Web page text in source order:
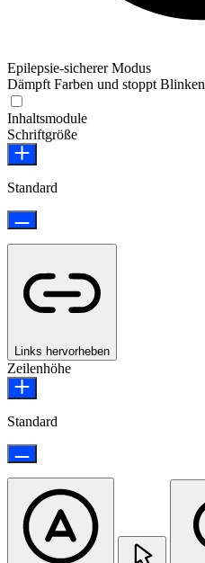
Epilepsie-sicherer Modus
Dämpft Farben und stoppt Blinken
Inhaltsmodule
Schriftgröße
Standard
Links hervorheben
Zeilenhöhe
Standard